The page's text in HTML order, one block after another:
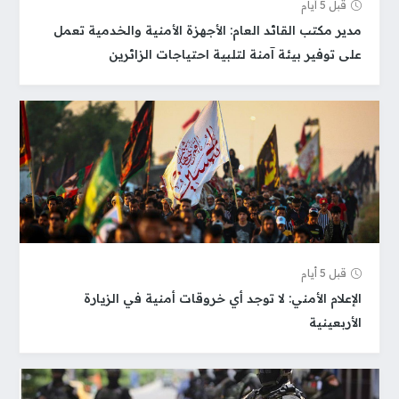
قبل 5 أيام
مدير مكتب القائد العام: الأجهزة الأمنية والخدمية تعمل
على توفير بيئة آمنة لتلبية احتياجات الزائرين
قبل 5 أيام
الإعلام الأمني: لا توجد أي خروقات أمنية في الزيارة
الأربعينية